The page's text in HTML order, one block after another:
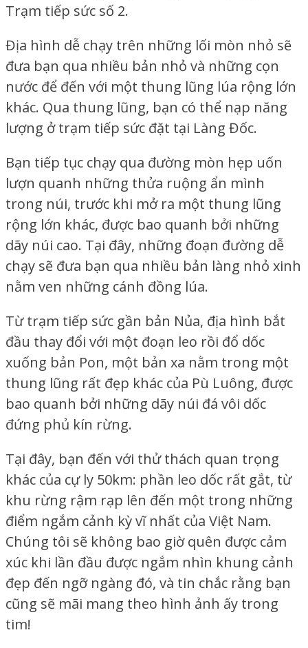
Trạm tiếp sức số 2.
Địa hình dễ chạy trên những lối mòn nhỏ sẽ
đưa bạn qua nhiều bản nhỏ và những cọn
nước để đến với một thung lũng lúa rộng lớn
khác. Qua thung lũng, bạn có thể nạp năng
lượng ở trạm tiếp sức đặt tại Làng Đốc.
Bạn tiếp tục chạy qua đường mòn hẹp uốn
lượn quanh những thửa ruộng ẩn mình
trong núi, trước khi mở ra một thung lũng
rộng lớn khác, được bao quanh bởi những
dãy núi cao. Tại đây, những đoạn đường dễ
chạy sẽ đưa bạn qua nhiều bản làng nhỏ xinh
nằm ven những cánh đồng lúa.
Từ trạm tiếp sức gần bản Nủa, địa hình bắt
đầu thay đổi với một đoạn leo rồi đổ dốc
xuống bản Pon, một bản xa nằm trong một
thung lũng rất đẹp khác của Pù Luông, được
bao quanh bởi những dãy núi đá vôi dốc
đứng phủ kín rừng.
Tại đây, bạn đến với thử thách quan trọng
khác của cự ly 50km: phần leo dốc rất gắt, từ
khu rừng rậm rạp lên đến một trong những
điểm ngắm cảnh kỳ vĩ nhất của Việt Nam.
Chúng tôi sẽ không bao giờ quên được cảm
xúc khi lần đầu được ngắm nhìn khung cảnh
đẹp đến ngỡ ngàng đó, và tin chắc rằng bạn
cũng sẽ mãi mang theo hình ảnh ấy trong
tim!